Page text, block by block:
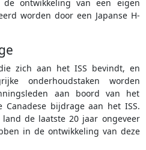
ontwikkeling van een eigen
worden door een Japanse H-
zich aan het ISS bevindt, en
onderhoudstaken worden
aan boord van het
bijdrage aan het ISS.
de laatste 20 jaar ongeveer
in de ontwikkeling van deze